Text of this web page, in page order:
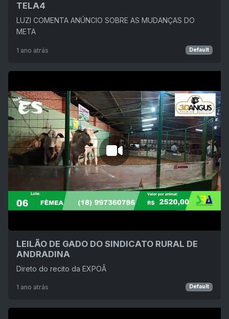
TELA4
LUZI COMENTA ANÚNCIO SOBRE AS MUDANÇAS DO
META
1 ano atrás Default
LEILÃO DE GADO DO SINDICATO RURAL DE
ANDRADINA
Direto do recito da EXPOÃ
1 ano atrás Default